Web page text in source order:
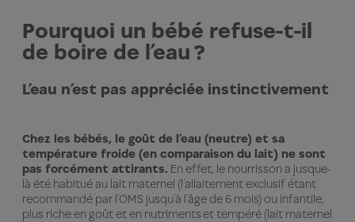
Pourquoi un bébé refuse-t-il
de boire de l’eau ?
L’eau n’est pas appréciée instinctivement
Chez les bébés, le goût de l’eau (neutre) et sa
température froide (en comparaison du lait) ne sont
pas forcément attirants. En effet, le nourrisson a jusque-
là été habitué au lait maternel (l’allaitement exclusif étant
recommandé par l’OMS jusqu’à l’âge de 6 mois) ou infantile,
plus riche en goût et en nutriments et tempéré (lait maternel